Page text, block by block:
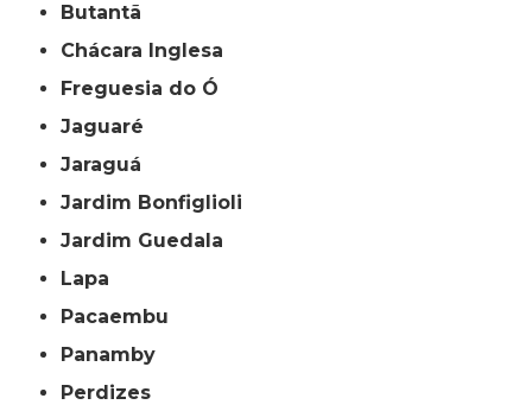
Butantã
Chácara Inglesa
Freguesia do Ó
Jaguaré
Jaraguá
Jardim Bonfiglioli
Jardim Guedala
Lapa
Pacaembu
Panamby
Perdizes